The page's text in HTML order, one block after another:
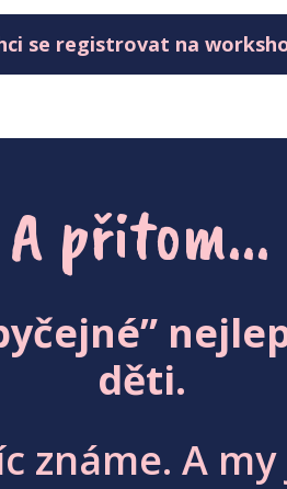
se registrovat na
A přitom...
děti.
známe. A